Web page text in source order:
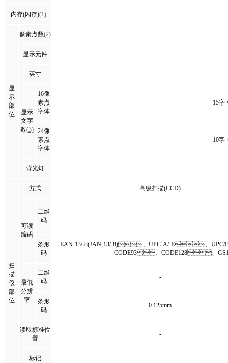
内存(闪存)(1)
显
示
部
位
像素点数(2)
显示元件
英寸
显示
文字
数(3)
16像
素点
字体
15字
24像
素点
字体
10字
背光灯
扫
描
仪
部
位
方式 高级扫描(CCD)
可读
编码
二维
码
-
条形
码
EAN-13/-8(JAN-13/-8)、UPC-A/-E、UPC/
CODE93、CODE128、
最低
分辨
率
二维
码
-
条形
码
0.125mm
读取标准位
置
-
标记 -